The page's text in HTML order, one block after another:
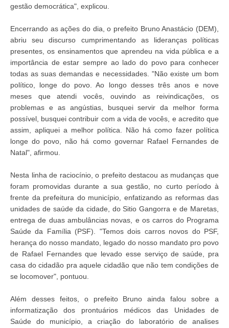
gestão democrática", explicou.
Encerrando as ações do dia, o prefeito Bruno Anastácio (DEM),
abriu seu discurso cumprimentando as lideranças políticas
presentes, os ensinamentos que aprendeu na vida pública e a
importância de estar sempre ao lado do povo para conhecer
todas as suas demandas e necessidades. "Não existe um bom
político, longe do povo. Ao longo desses três anos e nove
meses que atendi vocês, ouvindo as reivindicações, os
problemas e as angústias, busquei servir da melhor forma
possível, busquei contribuir com a vida de vocês, e acredito que
assim, apliquei a melhor política. Não há como fazer política
longe do povo, não há como governar Rafael Fernandes de
Natal", afirmou.
Nesta linha de raciocínio, o prefeito destacou as mudanças que
foram promovidas durante a sua gestão, no curto período à
frente da prefeitura do município, enfatizando as reformas das
unidades de saúde da cidade, do Sitio Gangorra e de Maretas,
entrega de duas ambulâncias novas, e os carros do Programa
Saúde da Família (PSF). "Temos dois carros novos do PSF,
herança do nosso mandato, legado do nosso mandato pro povo
de Rafael Fernandes que levado esse serviço de saúde, pra
casa do cidadão pra aquele cidadão que não tem condições de
se locomover", pontuou.
Além desses feitos, o prefeito Bruno ainda falou sobre a
informatização dos prontuários médicos das Unidades de
Saúde do município, a criação do laboratório de analises